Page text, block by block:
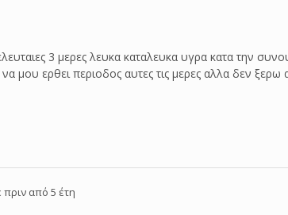
3 μερες λευκα καταλευκα υγρα κατα την
μου ερθει περιοδος αυτες τις μερες αλλα δεν
από 5 έτη